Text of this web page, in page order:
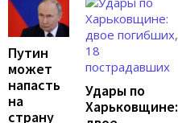
Путин
может
напасть
на
страну
Удары по
Харьковщине: